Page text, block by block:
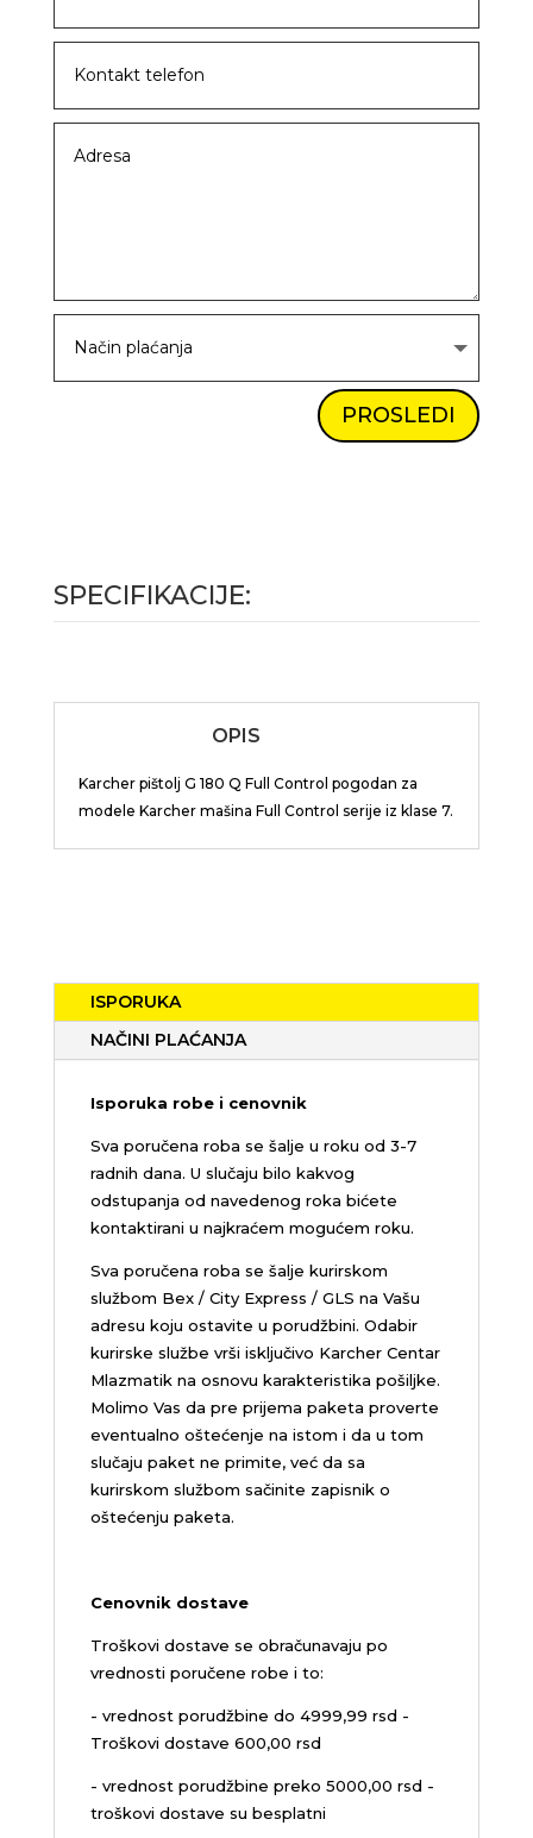
PROSLEDI
SPECIFIKACIJE:
OPIS
Karcher pištolj G 180 Q Full Control pogodan za
modele Karcher mašina Full Control serije iz klase 7.
ISPORUKA
NAČINI PLAĆANJA
Isporuka robe i cenovnik
Sva poručena roba se šalje u roku od 3-7
radnih dana. U slučaju bilo kakvog
odstupanja od navedenog roka bićete
kontaktirani u najkraćem mogućem roku.
Sva poručena roba se šalje kurirskom
službom Bex / City Express / GLS na Vašu
adresu koju ostavite u porudžbini. Odabir
kurirske službe vrši isključivo Karcher Centar
Mlazmatik na osnovu karakteristika pošiljke.
Molimo Vas da pre prijema paketa proverte
eventualno oštećenje na istom i da u tom
slučaju paket ne primite, već da sa
kurirskom službom sačinite zapisnik o
oštećenju paketa.
Cenovnik dostave
Troškovi dostave se obračunavaju po
vrednosti poručene robe i to:
- vrednost porudžbine do 4999,99 rsd -
Troškovi dostave 600,00 rsd
- vrednost porudžbine preko 5000,00 rsd -
troškovi dostave su besplatni